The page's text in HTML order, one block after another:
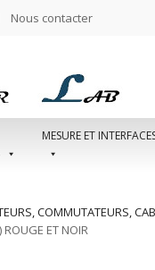
Nous contacter
MESURE ET
COMMUTATEURS,
ET NOIR